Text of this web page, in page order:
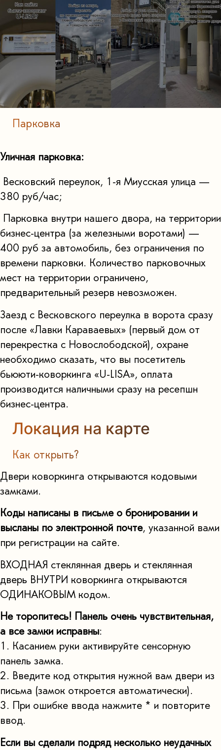
Парковка
Уличная парковка:
Весковский переулок, 1-я Миусская улица —
380 руб/час;
Парковка внутри нашего двора, на территории
бизнес-центра (за железными воротами) —
400 руб за автомобиль, без ограничения по
времени парковки. Количество парковочных
мест на территории ограничено,
предварительный резерв невозможен.
Заезд с Весковского переулка в ворота сразу
после «Лавки Караваевых» (первый дом от
перекрестка с Новослободской), охране
необходимо сказать, что вы посетитель
бьююти-коворкинга «U-LISA», оплата
производится наличными сразу на ресепшн
бизнес-центра.
Локация на карте
Как открыть?
Двери коворкинга открываются кодовыми
замками.
Коды написаны в письме о бронировании и
высланы по электронной почте, указанной вами
при регистрации на сайте.
ВХОДНАЯ стеклянная дверь и стеклянная
дверь ВНУТРИ коворкинга открываются
ОДИНАКОВЫМ кодом.
Не торопитесь! Панель очень чувствительная,
а все замки исправны:
1. Касанием руки активируйте сенсорную
панель замка.
2. Введите код открытия нужной вам двери из
письма (замок откроется автоматически).
3. При ошибке ввода нажмите * и повторите
ввод.
Если вы сделали подряд несколько неудачных